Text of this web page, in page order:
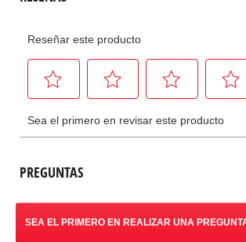
PREGUNTAS
SEA EL PRIMERO EN REALIZAR UNA